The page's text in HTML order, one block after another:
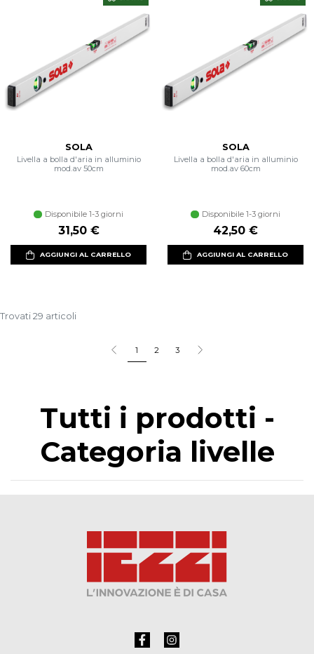
SOLA
Livella a bolla d'aria in alluminio
mod.av 50cm
Disponibile 1-3 giorni
31,50 €
AGGIUNGI AL CARRELLO
SOLA
Livella a bolla d'aria in alluminio
mod.av 60cm
Disponibile 1-3 giorni
42,50 €
AGGIUNGI AL CARRELLO
Trovati 29 articoli
1 2 3
Tutti i prodotti -
Categoria livelle